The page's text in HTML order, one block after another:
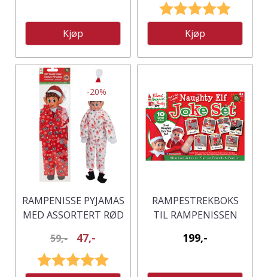
Kjøp
Karakter:
Kjøp
-20%
RAMPENISSE PYJAMAS
MED ASSORTERT RØD
59,- 47,-
Karakter:
RAMPESTREKBOKS
TIL RAMPENISSEN
199,-